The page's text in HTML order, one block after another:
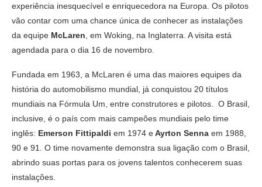
experiência inesquecível e enriquecedora na Europa. Os pilotos
vão contar com uma chance única de conhecer as instalações
da equipe McLaren , em Woking, na Inglaterra. A visita está
agendada para o dia 16 de novembro.
Fundada em 1963, a McLaren é uma das maiores equipes da
história do automobilismo mundial, já conquistou 20 títulos
mundiais na Fórmula Um, entre construtores e pilotos. O Brasil,
inclusive, é o país com mais campeões mundiais pelo time
inglês: Emerson Fittipaldi em 1974 eAyrton Senna em 1988,
90 e 91. O time novamente demonstra sua ligação com o Brasil,
abrindo suas portas para os jovens talentos conhecerem suas
instalações.